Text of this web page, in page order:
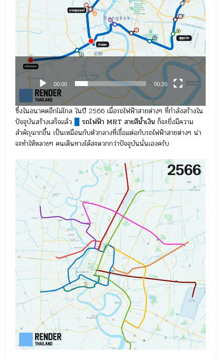
00:00 00:20
ซึ่งในอนาคตอีกไม่ไกล ในปี 2566 เมื่อรถไฟฟ้าสายต่างๆ ที่กำลังสร้างใน
ปัจจุบันสร้างเสร็จแล้ว
รถไฟฟ้า MRT สายสีน้ำเงินก็จะยิ่งมีความ
สำคัญมากขึ้น เป็นเหมือนกับตัวกลางที่เชื่อมต่อกับรถไฟฟ้าสายต่างๆ น่า
จะทำให้หลายๆ คนเดินทางได้สะดวกกว่าปัจจุบันนั่นเองครับ